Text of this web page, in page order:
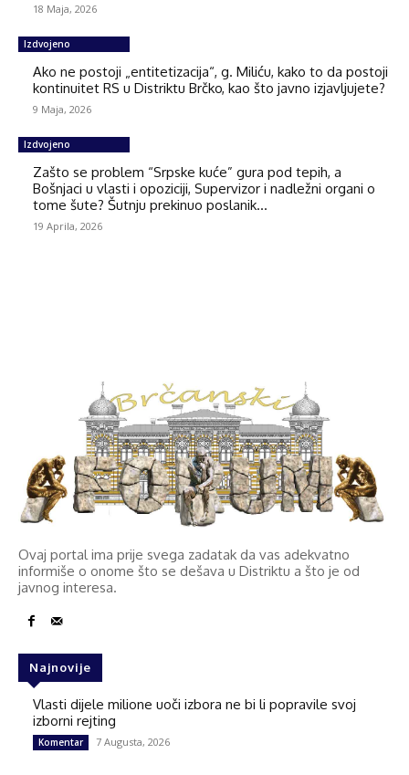
18 Maja, 2026
Izdvojeno
Ako ne postoji „entitetizacija“, g. Miliću, kako to da postoji
kontinuitet RS u Distriktu Brčko, kao što javno izjavljujete?
9 Maja, 2026
Izdvojeno
Zašto se problem “Srpske kuće” gura pod tepih, a
Bošnjaci u vlasti i opoziciji, Supervizor i nadležni organi o
tome šute? Šutnju prekinuo poslanik...
19 Aprila, 2026
Ovaj portal ima prije svega zadatak da vas adekvatno
informiše o onome što se dešava u Distriktu a što je od
javnog interesa.
Najnovije
Vlasti dijele milione uoči izbora ne bi li popravile svoj
izborni rejting
Komentar 7 Augusta, 2026